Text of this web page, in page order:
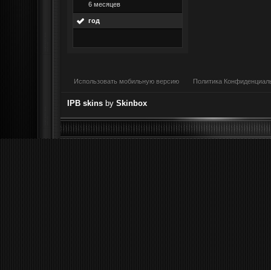
6 месяцев
год
Использовать мобильную версию Политика
IPB skins by Skinbox